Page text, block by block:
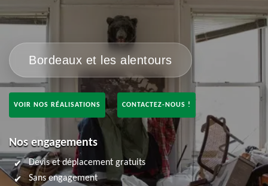
Bordeaux et les alentours
VOIR NOS RÉALISATIONS CONTACTEZ-NOUS !
Nos engagements
Devis et déplacement gratuits
Sans engagement